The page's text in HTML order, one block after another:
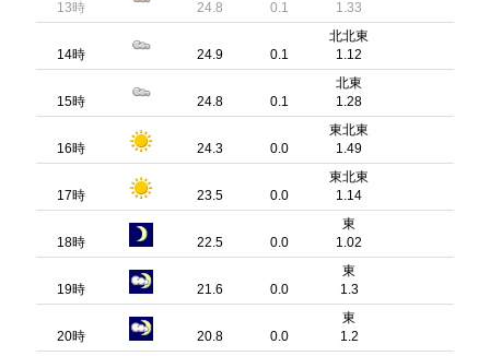
13時 24.8 0.1
1.33
14時 24.9 0.1
北北東
1.12
15時 24.8 0.1
北東
1.28
16時 24.3 0.0
東北東
1.49
17時 23.5 0.0
東北東
1.14
18時 22.5 0.0
東
1.02
19時 21.6 0.0
東
1.3
20時 20.8 0.0
東
1.2